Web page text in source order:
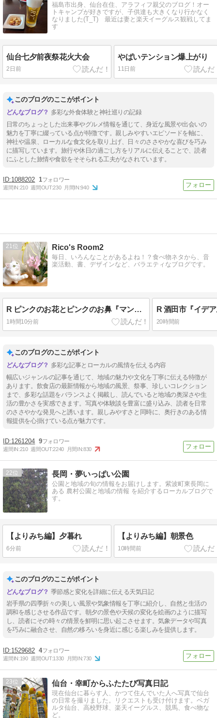
福島市出身、仙台在住、アラフィフ親父のブログ！オー
トキャンプが好きですが、子供達も大きくなり行かなく
なりました(T_T) 最近は妻と楽天イーグルス観戦してま
す
仙台七夕前夜祭花火大会
2日前
やばいテンション爆上がり
11日前
このブログのここがポイント
多彩な外食体験と神社巡りの記録
日常のちょっとした出来事やグルメ情報を通じて、身近な風景や出会いの
魅力を丁寧に綴っている点が特徴です。親しみやすいエピソードを軸に、
神社や温泉、ローカルな食文化を取り上げ、日々のささやかな喜びを巧み
に描写しています。旅行や休日の過ごし方をリアルに伝えることで、読者
にふとした旅情や食欲をそそられる工夫がなされています。
1088202 1
週間IN:210 週間OUT:230 月間IN:940
21 Rico's Room2
毎日、いろんなことがあるよね！？食べ物ネタから、音
楽活動、書、デザインなど、バラエティなブログです。
R ピンクのお花とピンクのお鼻『マンデビラと白猫くぅ〜』& 『庄内アニマル倶楽部／仔猫だらけの里親会のお知らせ』
1時間10分前 20時間前
このブログのここがポイント
多彩な記事とローカルの風情を伝える内容
幅広いジャンルの記事を通じて、地域の魅力や文化を丁寧に伝える特徴が
あります。飲食店の最新情報から地域の風景、祭事、珍しいコレクション
まで、多彩な話題をバランスよく掲載し、読んでいると地域の奥深さや生
活の豊かさを実感できます。写真や体験談を豊富に盛り込み、読者を日常
のささやかな発見へと誘います。親しみやすさと同時に、奥行きのある情
報提供を心掛けている点が魅力です。
1261204 9
週間IN:210 週間OUT:2240 月間IN:830
22 長岡・夢いっぱい公園
公園と地域の旬の情報をお届けします。紫波町東長岡に
ある 農村公園と地域の情報 を紹介するローカルブログで
す。
【よりみち編】夕暮れ
6分前
【よりみち編】朝景色
10時間前
このブログのここがポイント
季節感と変化を詳細に伝える天気日記
岩手県の四季折々の美しい風景や気象情報を丁寧に紹介し、自然と生活の
調和を感じさせる作品です。朝夕の景色や天候の変化を絵画のように描写
し、読者にその時々の情景を鮮明に思い起こさせます。気象データや写真
を巧みに融合させ、自然の移ろいを身近に感じる楽しみを提供します。
1529682 4
週間IN:190 週間OUT:1330 月間IN:730
23 仙台・幸町からふたたび写真日記
現在仙台に暮らす人、かつて住んでいた人へ写真で仙台
の日常を撮りました。リクエストも受け付けます。ベガ
ルタ仙台、高校野球、楽天イーグルス、競馬、食べ物な
ど。